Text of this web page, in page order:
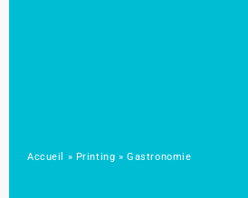
Accueil » Printing »Gastronomie